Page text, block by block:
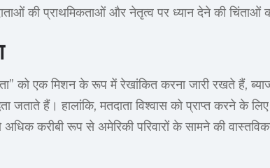
की प्राथमिकताओं और नेतृत्व पर ध्यान देने की चिंताओं
को एक मिशन के रूप में रेखांकित करना जारी रखते हैं,
जताते हैं। हालांकि, मतदाता विश्वास को प्राप्त करने के
करीबी रूप से अमेरिकी परिवारों के सामने की